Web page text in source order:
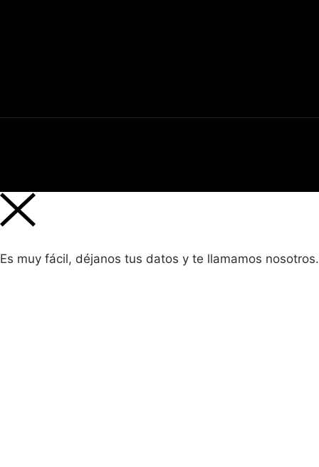
Es muy fácil, déjanos tus datos y te llamamos nosotros.